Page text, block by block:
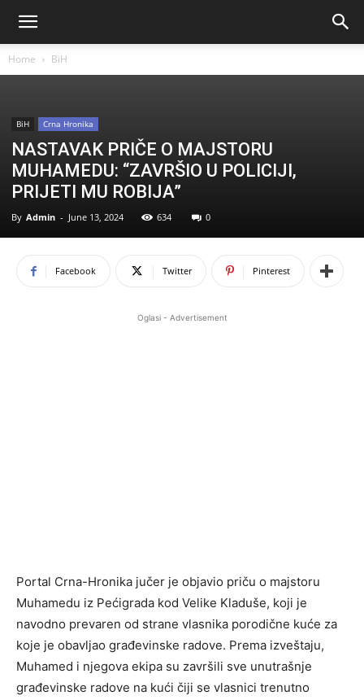
Home BiH
BiH Crna Hronika
NASTAVAK PRIČE O MAJSTORU
MUHAMEDU: “ZAVRŠIO U POLICIJI,
PRIJETI MU ROBIJA”
By Admin - June 13, 2024 634 0
Facebook Twitter Pinterest
Oglasi - Advertisement
Portal Crna-Hronika jučer je objavio priču o majstoru
Muhamedu iz Pećigrada kod Velike Kladuše, koji je
navodno prevaren od strane vlasnika porodične kuće za
koje je obavljao građevinske radove. Prema izveštaju,
Muhamed i njegova ekipa su završili sve unutrašnje
građevinske radove na kući čiji se vlasnici trenutno